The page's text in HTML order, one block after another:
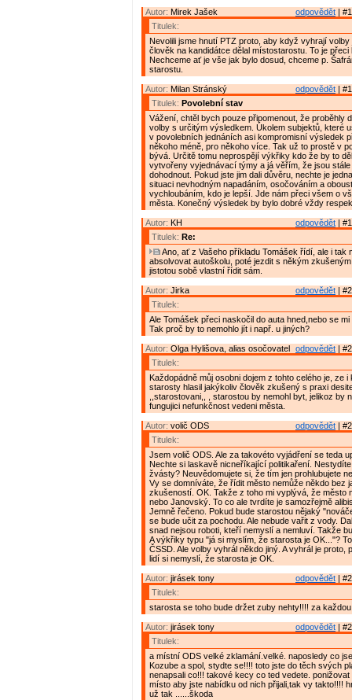
odpovědět |
Autor: Mirek Jašek
Titulek:
Nevolili jsme hnutí PTZ proto, aby když vyhrají volby
člověk na kandidátce dělal místostarostu. To je přeci
Nechceme ať je vše jak bylo dosud, chceme p.
starostu.
odpovědět |
Autor: Milan Stránský
Titulek: Povolební stav
Vážení, chtěl bych pouze připomenout, že proběhly
volby s určitým výsledkem. Úkolem subjektů, které
v povolebních jednáních asi kompromisní výsledek
někoho méně, pro někoho více. Tak už to prostě v
bývá. Určitě tomu neprospějí výkřiky kdo že by to
vytvořeny vyjednávací týmy a já věřím, že jsou
dohodnout. Pokud jste jim dali důvěru, nechte je
situaci nevhodným napadáním, osočováním a
vychloubáním, kdo je lepší. Jde nám přeci všem o
města. Konečný výsledek by bylo dobré vždy
odpovědět |
Autor: KH
Titulek: Re:
Ano, ať z Vašeho příkladu Tomášek řídí, ale i tak
absolvovat autoškolu, poté jezdit s někým
jistotou sobě vlastní řídit sám.
odpovědět |
Autor: Jirka
Titulek:
Ale Tomášek přeci naskočil do auta hned,nebo se mi
Tak proč by to nemohlo jít i např. u jiných?
odpovědět |
Autor: Olga Hylišova, alias osočovatel
Titulek:
Každopádně můj osobni dojem z tohto celého je, ze
starosty hlasil jakýkoliv člověk zkušený s praxi
,,starostovani,, , starostou by nemohl byt, jelikoz by
fungujici nefunkčnost vedeni města.
odpovědět |
Autor: volič ODS
Titulek:
Jsem volič ODS. Ale za takovéto vyjádření se teda
Nechte si laskavě nicneříkající politikaření.
žvásty? Neuvědomujete si, že tím jen prohlubujete
Vy se domníváte, že řídit město nemůže někdo bez
zkušeností. OK. Takže z toho mi vyplývá, že město
nebo Janovský. To co ale tvrdíte je samozřejmě
Jemně řečeno. Pokud bude starostou nějaký
se bude učit za pochodu. Ale nebude vařit z vody.
snad nejsou roboti, kteří nemyslí a nemluví. Takže
A výkřiky typu "já si myslím, že starosta je OK..."?
ČSSD. Ale volby vyhrál někdo jiný. A vyhrál je proto,
lidí si nemyslí, že starosta je OK.
odpovědět |
Autor: jirásek tony
Titulek:
starosta se toho bude držet zuby nehty!!!! za
odpovědět |
Autor: jirásek tony
Titulek:
a místní ODS velké zklamání.velké. naposledy co
Kozube a spol, stydte se!!!! toto jste do těch svých
nenapsali co!!! takové kecy co ted vedete.
místo aby jste nabídku od nich přijali,tak vy takto!!!!
už tak ......škoda